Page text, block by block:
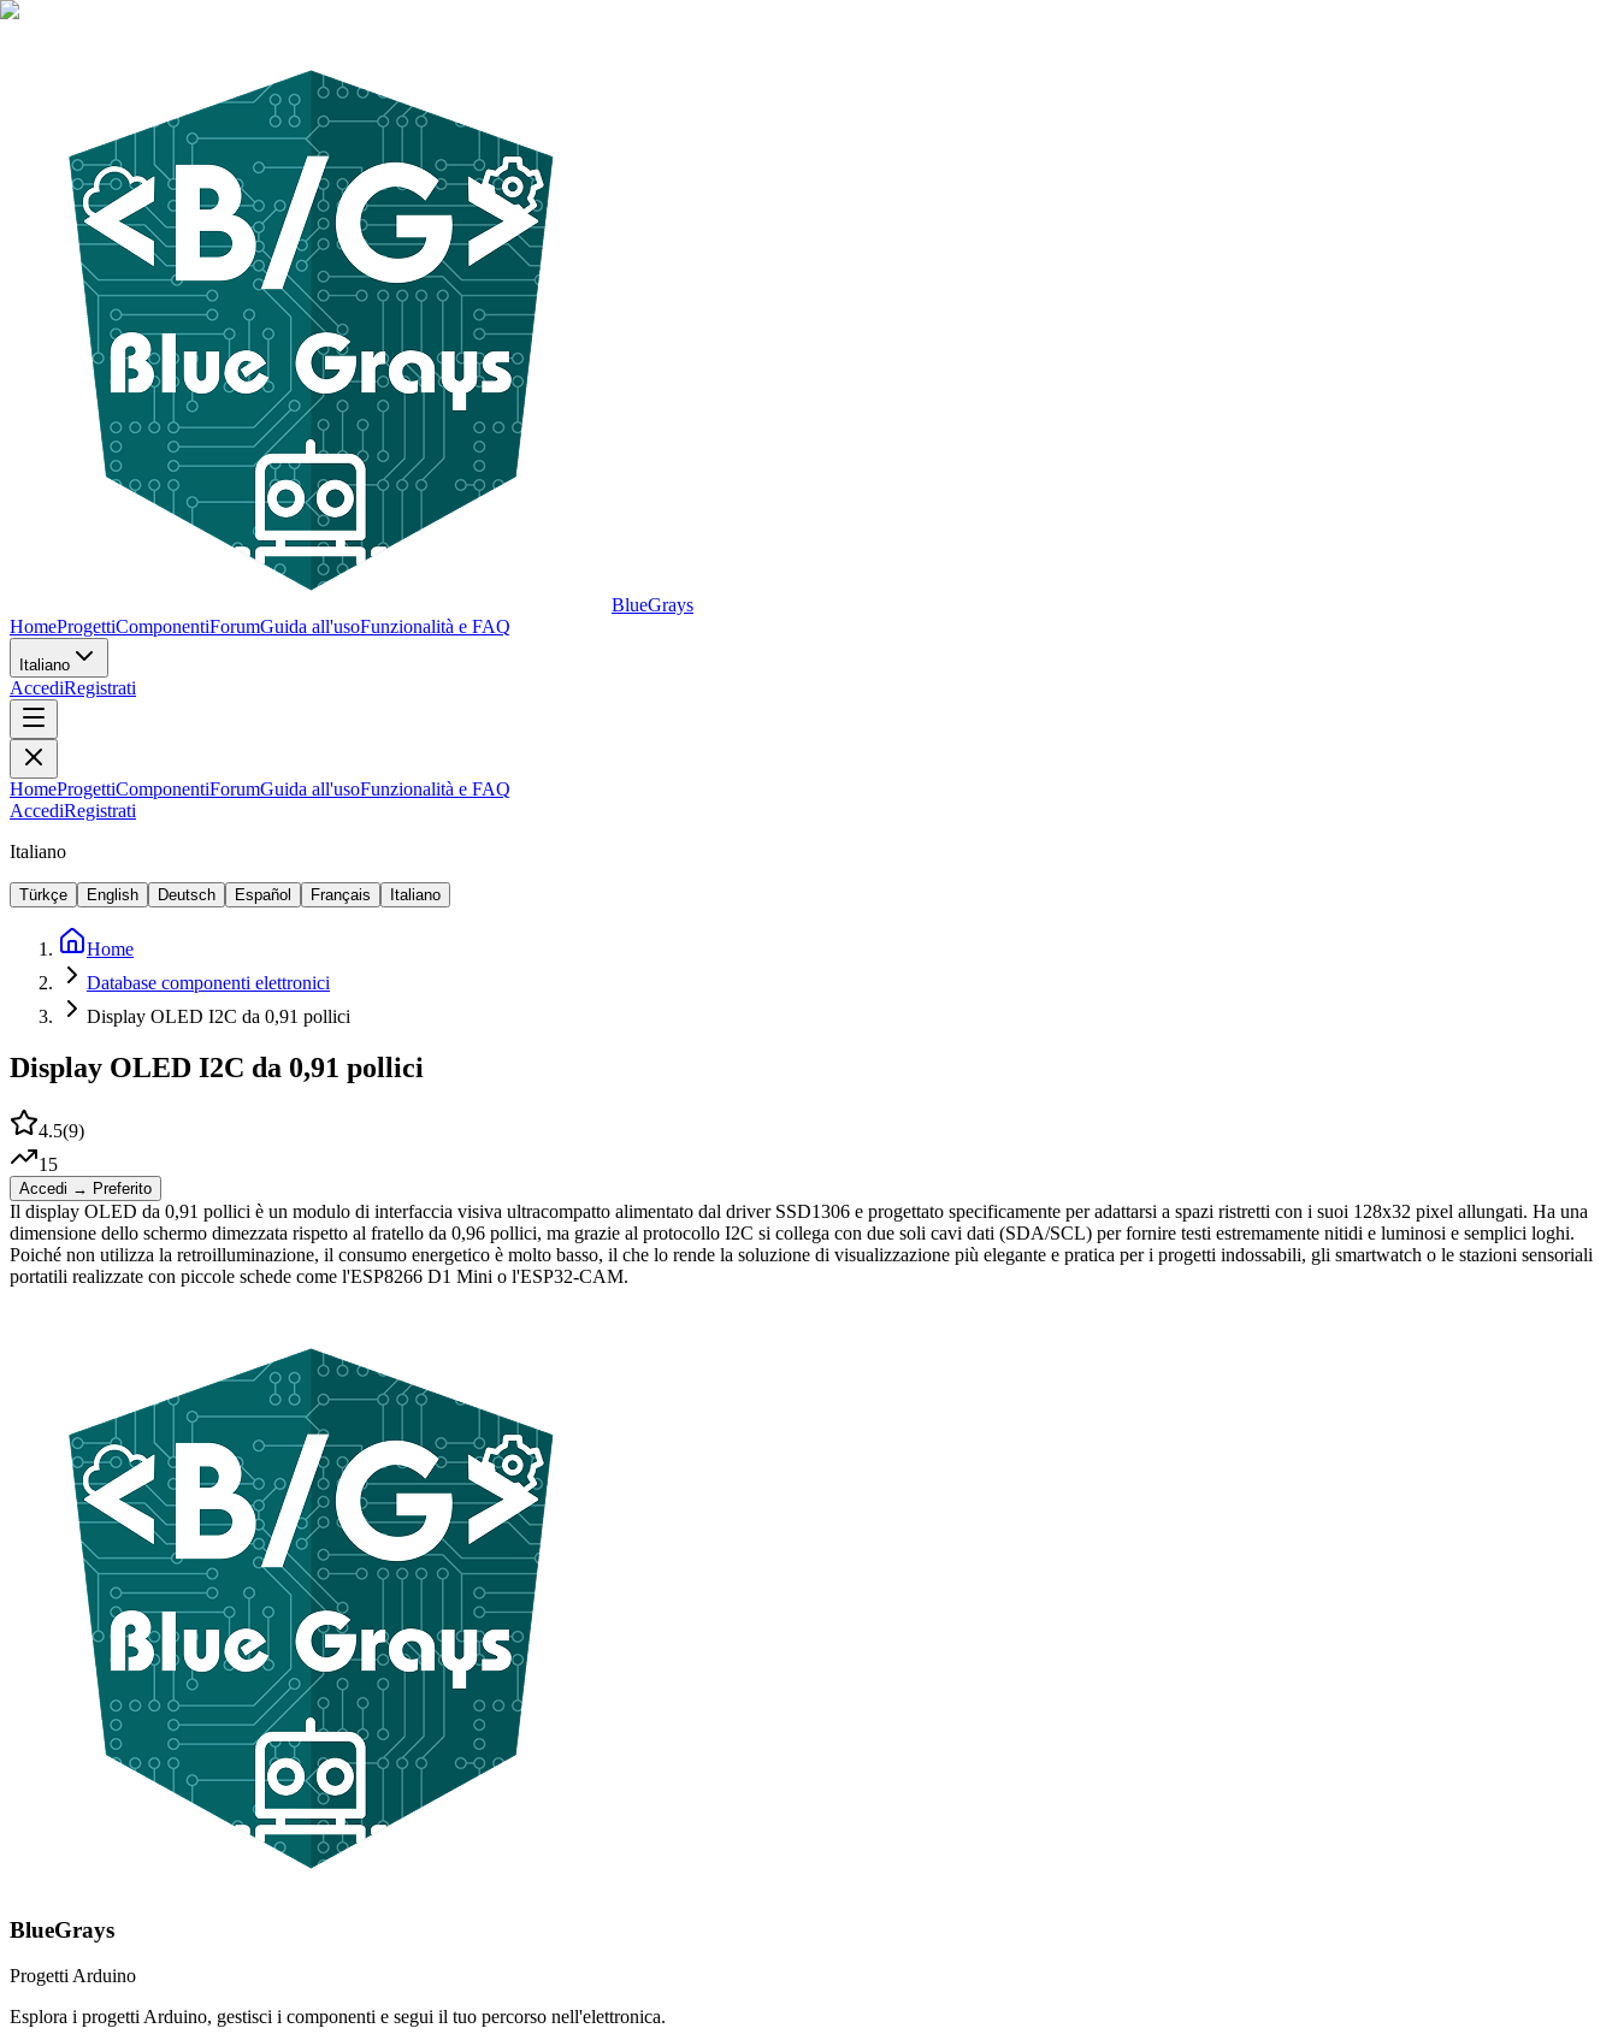
BlueGrays
HomeProgettiComponentiForumGuida all'usoFunzionalità e FAQ
Italiano
AccediRegistrati
HomeProgettiComponentiForumGuida all'usoFunzionalità e FAQ
AccediRegistrati
Italiano
Türkçe English Deutsch Español Français Italiano
Home
Database componenti elettronici
Display OLED I2C da 0,91 pollici
Display OLED I2C da 0,91 pollici
4.5(9)
15
Accedi → Preferito
Il display OLED da 0,91 pollici è un modulo di interfaccia visiva ultracompatto alimentato dal driver SSD1306 e progettato specificamente per adattarsi a spazi ristretti con i suoi 128x32 pixel allungati. Ha una
dimensione dello schermo dimezzata rispetto al fratello da 0,96 pollici, ma grazie al protocollo I2C si collega con due soli cavi dati (SDA/SCL) per fornire testi estremamente nitidi e luminosi e semplici loghi.
Poiché non utilizza la retroilluminazione, il consumo energetico è molto basso, il che lo rende la soluzione di visualizzazione più elegante e pratica per i progetti indossabili, gli smartwatch o le stazioni sensoriali
portatili realizzate con piccole schede come l'ESP8266 D1 Mini o l'ESP32-CAM.
BlueGrays
Progetti Arduino
Esplora i progetti Arduino, gestisci i componenti e segui il tuo percorso nell'elettronica.